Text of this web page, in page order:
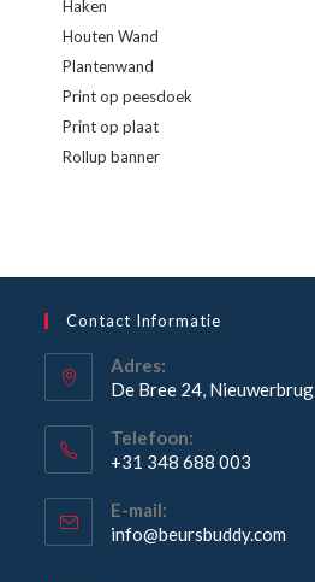
Haken
Houten Wand
Plantenwand
Print op peesdoek
Print op plaat
Rollup banner
Contact Informatie
Adres:
De Bree 24, Nieuwerbrug
in
een
nieuwe
tab
Telefoon:
+31 348 688 003
in
je
E-mail:
info@beursbuddy.com